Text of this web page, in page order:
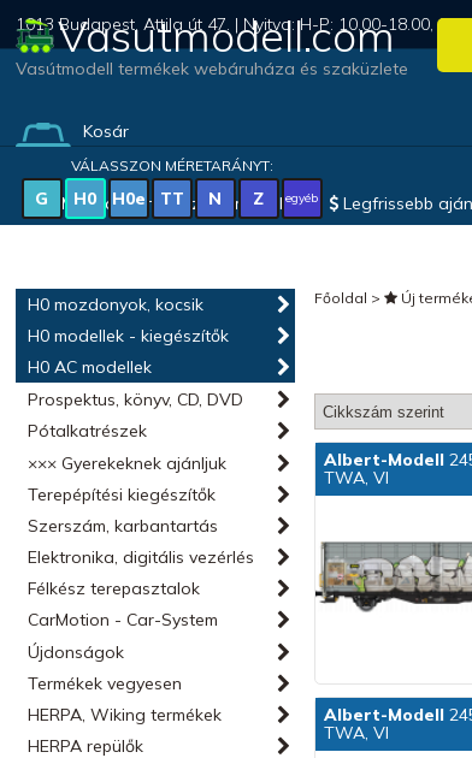
1013 Budapest, Attila út 47. | Nyitva: H-P: 10.00-18.00,
Vasutmodell.com
Vasútmodell termékek webáruháza és szaküzlete
Kosár
(0 termék)
VÁLASSZON MÉRETARÁNYT:
G H0 H0e TT N Z egyéb
Magyar vonatkozású modellek
Legfrissebb
H0 mozdonyok, kocsik
H0 modellek - kiegészítők
H0 AC modellek
Prospektus, könyv, CD, DVD
Pótalkatrészek
××× Gyerekeknek ajánljuk
Terepépítési kiegészítők
Szerszám, karbantartás
Elektronika, digitális vezérlés
Félkész terepasztalok
CarMotion - Car-System
Újdonságok
Termékek vegyesen
HERPA, Wiking termékek
HERPA repülők
Főoldal > Új
Albert-Modell
TWA, VI
Albert-Modell
TWA, VI